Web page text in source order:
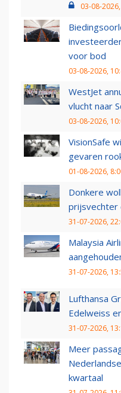
03-08-
voor bod
03-08-2026,
WestJet
vlucht naar
03-08-2026,
VisionSafe
gevaren
01-08-2026,
Donkere
31-07-2026,
Malaysia
31-07-2026,
Lufthansa
Edelweiss
31-07-2026,
Meer
kwartaal